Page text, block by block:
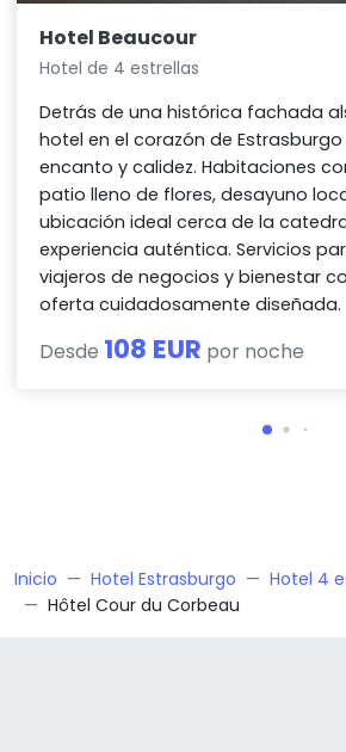
Hotel Beaucour
Hotel de 4 estrellas
Detrás de una histórica fachada
hotel en el corazón de
encanto y calidez. Habitaciones
patio lleno de flores, desayuno
ubicación ideal cerca de la
experiencia auténtica. Servicios
viajeros de negocios y bienestar
oferta cuidadosamente diseñada.
Desde 108 EUR por noche
Inicio Hotel Estrasburgo
Hotel 4
Hôtel Cour du Corbeau